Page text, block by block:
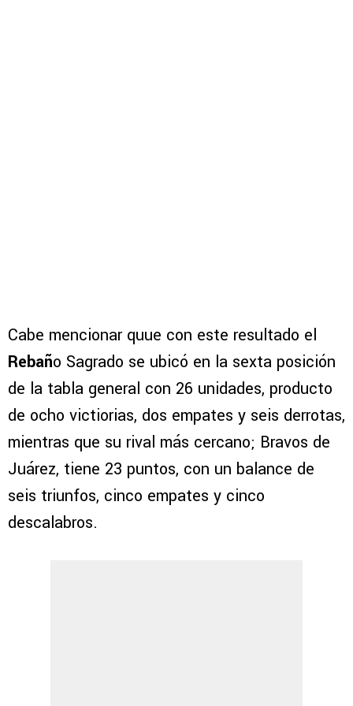
Cabe mencionar quue con este resultado el
Rebaño Sagrado se ubicó en la sexta posición
de la tabla general con 26 unidades, producto
de ocho victiorias, dos empates y seis derrotas,
mientras que su rival más cercano; Bravos de
Juárez, tiene 23 puntos, con un balance de
seis triunfos, cinco empates y cinco
descalabros.